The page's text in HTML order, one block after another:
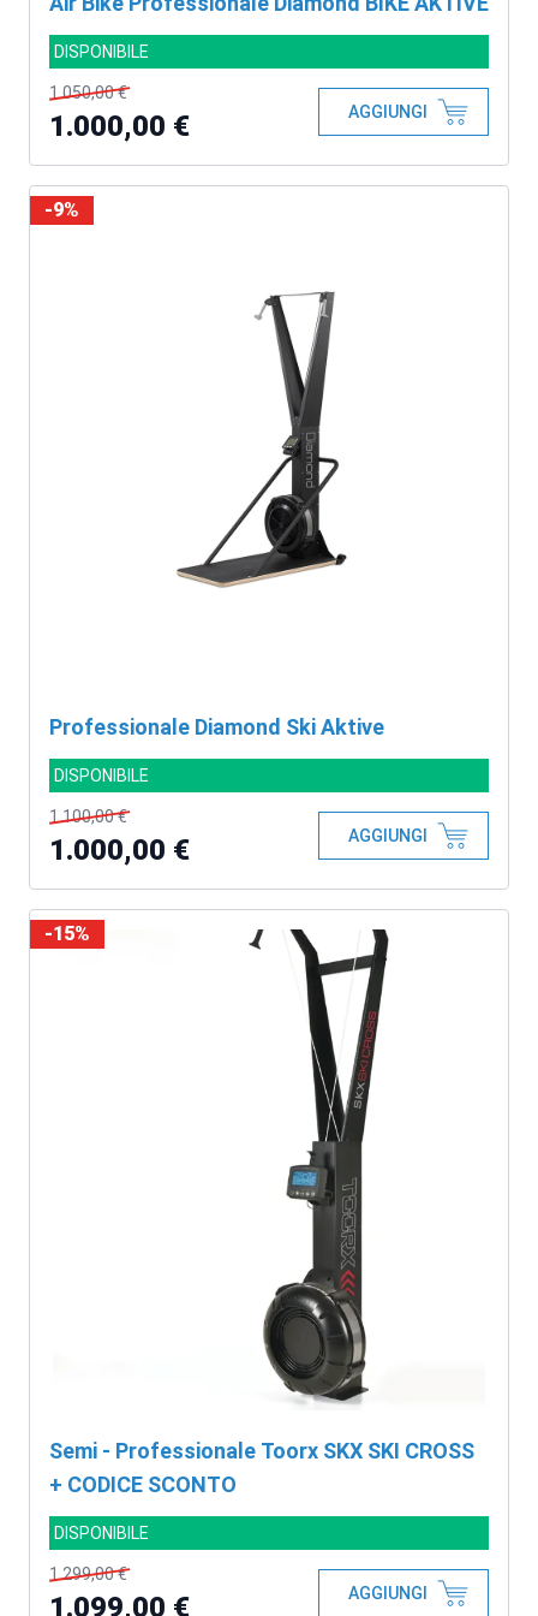
DISPONIBILE
1.050,00 €
1.000,00 € AGGIUNGI
Professionale Diamond Ski Aktive
DISPONIBILE
-9%
1.100,00 €
1.000,00 € AGGIUNGI
Semi - Professionale Toorx SKX SKI CROSS
+ CODICE SCONTO
DISPONIBILE
-15%
1.299,00 €
1.099,00 € AGGIUNGI